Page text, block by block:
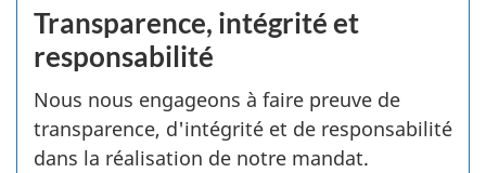
Transparence, intégrité et
responsabilité
Nous nous engageons à faire preuve de
transparence, d'intégrité et de responsabilité
dans la réalisation de notre mandat.